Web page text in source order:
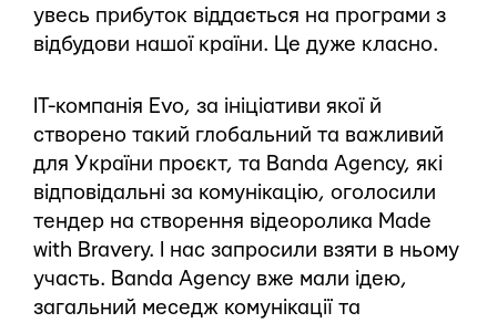
увесь прибуток віддається на програми з
відбудови нашої країни. Це дуже класно.
IT-компанія Evo, за ініціативи якої й
створено такий глобальний та важливий
для України проєкт, та Banda Agency, які
відповідальні за комунікацію, оголосили
тендер на створення відеоролика Made
with Bravery. І нас запросили взяти в ньому
участь. Banda Agency вже мали ідею,
загальний меседж комунікації та